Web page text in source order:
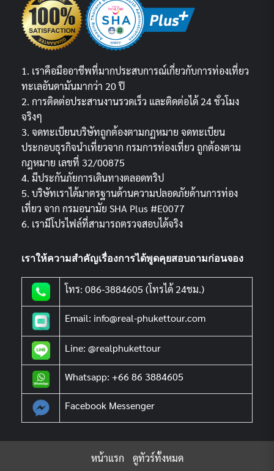
1. เราคือมืออาชีพที่มากประสบการณ์เกี่ยวกับการท่องเที่ยว
ทะเลอันดามันมากว่า 20 ปี
2. การติดต่อประสานงานรวดเร็ว และติดต่อได้ 24 ชั่วโมง
จริงๆ
3. จดทะเบียนบริษัทถูกต้องตามกฏหมาย จดทะเบียน
ประกอบธุรกิจนำเที่ยวจาก กรมการท่องเที่ยว ถูกต้องตาม
กฎหมาย เลขที่ 32/00875
4. มีประกันภัยการเดินทางตลอดทริป
5. บริษัทเราได้มาตรฐานด้านความปลอดภัยด้านการท่อง
เที่ยว จาก กรมอนามัย SHA Plus #E0077
6. เรามีโปรไฟล์ที่สามารถตรวจสอบได้จริง
เราให้ความสำคัญเรื่องการได้พูดคุยสอบถามก่อนจอง
โทร: 086-3884605 (โทรได้ 24ชม.)
Email: info@real-phukettour.com
Line: @realphukettour
Whatsapp: +66 86 3884605
Facebook Messenger
หน้าแรก ดูทัวร์ทั้งหมด